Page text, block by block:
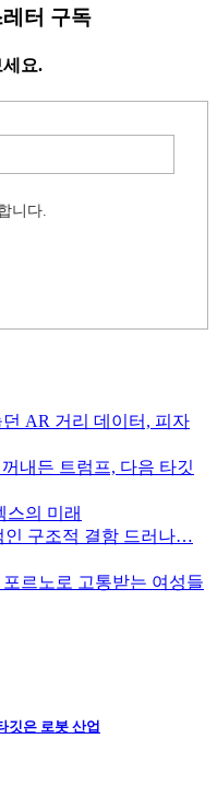
터 구독
요.
니다.
AR 거리 데이터, 피자
꺼내든 트럼프, 다음 타깃
스의 미래
인 구조적 결함 드러나…
르노로 고통받는 여성들
깃은 로봇 산업